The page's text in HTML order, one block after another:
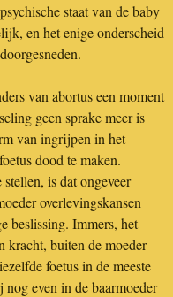
staat van de baby
en het enige onderscheid
van abortus een moment
geen sprake meer is
van ingrijpen in het
dood te maken.
is dat ongeveer
overlevingskansen
beslissing. Immers, het
kracht, buiten de moeder
foetus in de meeste
even in de baarmoeder